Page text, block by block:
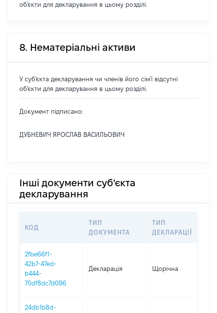
об'єкти для декларування в цьому розділі.
8. Нематеріальні активи
У суб'єкта декларування чи членів його сім'ї відсутні
об'єкти для декларування в цьому розділі.
Документ підписано:
ДУБНЕВИЧ ЯРОСЛАВ ВАСИЛЬОВИЧ
Інші документи суб'єкта
декларування
КОД
ТИП
ДОКУМЕНТА
ТИП
ДЕКЛАРАЦІЇ
2fbe66f1-
42b7-47ed-
b444-
70df8dc7d096
Декларація Щорічна
24db1b8d-